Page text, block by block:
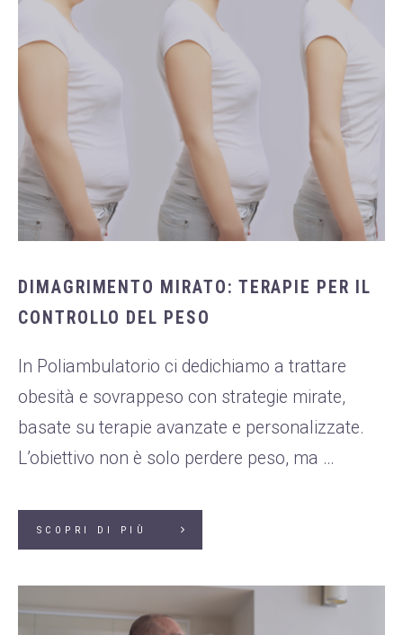
DIMAGRIMENTO MIRATO: TERAPIE PER IL
CONTROLLO DEL PESO
In Poliambulatorio ci dedichiamo a trattare
obesità e sovrappeso con strategie mirate,
basate su terapie avanzate e personalizzate.
L’obiettivo non è solo perdere peso, ma …
SCOPRI DI PIÙ